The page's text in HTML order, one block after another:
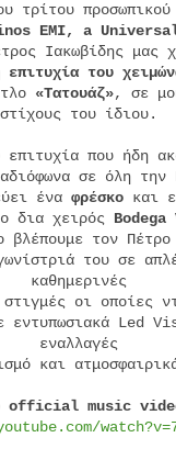
τρίτου
EMI, a
επιτυχία του
«Τατουάζ», σε
στίχους του ίδιου.
που ήδη
σε όλη την
ένα φρέσκο και
δια χειρός
βλέπουμε τον
του σε
καθημερινές
οι οποίες
εντυπωσιακά Led
εναλλαγές
και
official music